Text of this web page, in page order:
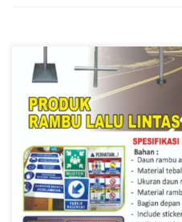
Rambu Perintah Jual Rambu
Lintas, Harga Rambu Lalu
Rambu Lalu Lintas Rambu
berfungsi untuk memerintahkan
lalu lintas tertentu. Misalnya:
yang ditunjuk; Rambu perintah
Rambu perintah bagi […]